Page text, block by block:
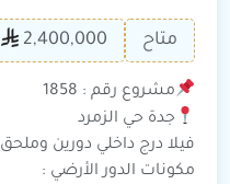
متاح 2,400,000
مشروع رقم : 1858
جدة حي الزمرد
فيلا درج داخلي دورين وملحق
مكونات الدور الأرضي :